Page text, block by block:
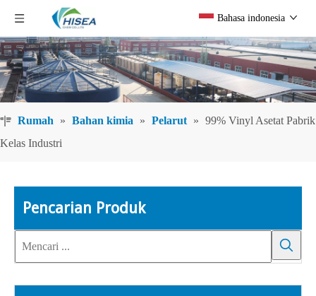
Bahasa indonesia
Rumah » Bahan kimia » Pelarut » 99% Vinyl Asetat Pabrik
Kelas Industri
Pencarian Produk